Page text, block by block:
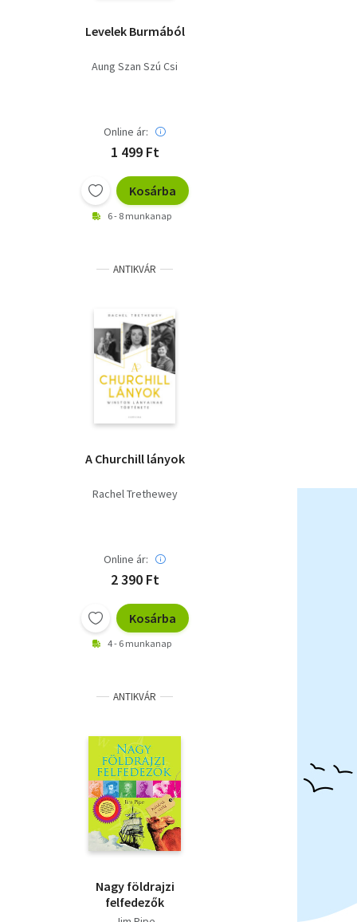
Levelek Burmából
Aung Szan Szú Csi
Online ár:
1 499 Ft
Kosárba
6 - 8 munkanap
ANTIKVÁR
A Churchill lányok
Rachel Trethewey
Online ár:
2 390 Ft
Kosárba
4 - 6 munkanap
ANTIKVÁR
Nagy földrajzi
felfedezők